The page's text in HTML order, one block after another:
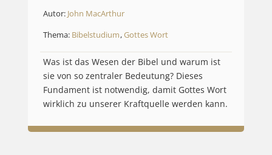
Autor: John MacArthur
Thema: Bibelstudium,Gottes Wort
Was ist das Wesen der Bibel und warum ist
sie von so zentraler Bedeutung? Dieses
Fundament ist notwendig, damit Gottes Wort
wirklich zu unserer Kraftquelle werden kann.